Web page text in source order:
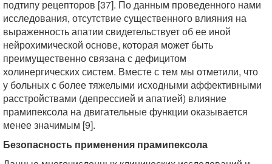
подтипу рецепторов [37]. По данным проведенного нами
исследования, отсутствие существенного влияния на
выраженность апатии свидетельствует об ее иной
нейрохимической основе, которая может быть
преимущественно связана с дефицитом
холинергических систем. Вместе с тем мы отметили, что
у больных с более тяжелыми исходными аффективными
расстройствами (депрессией и апатией) влияние
прамипексола на двигательные функции оказывается
менее значимым [9].
Безопасность применения прамипексола